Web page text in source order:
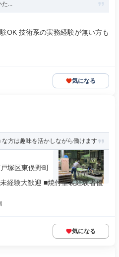
た...
OK 技術系の実務経験が無い方も
気になる
⽅は趣味を活かしながら働けます
塚区東俣野町
経験⼤歓迎 ■焼付塗装経験者優
気になる